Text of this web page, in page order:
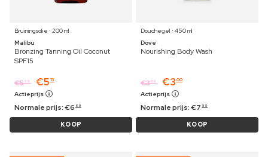
Bruiningsolie ⋅ 200 ml
Malibu
Bronzing Tanning Oil Coconut
SPF15
€529 €5 13
Actieprijs
Normale prijs:€6 69
KOOP
Douchegel ⋅ 450 ml
Dove
Nourishing Body Wash
€309 €3 00
Actieprijs
Normale prijs:€7 99
KOOP